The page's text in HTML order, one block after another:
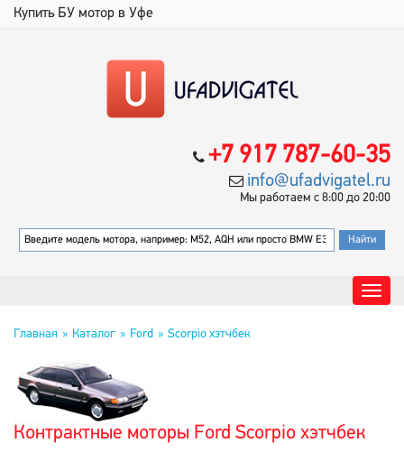
Купить БУ мотор в Уфе
+7 917 787-60-35
info@ufadvigatel.ru
Мы работаем с 8:00 до 20:00
Главная Каталог Ford Scorpio хэтчбек
Контрактные моторы Ford Scorpio хэтчбек